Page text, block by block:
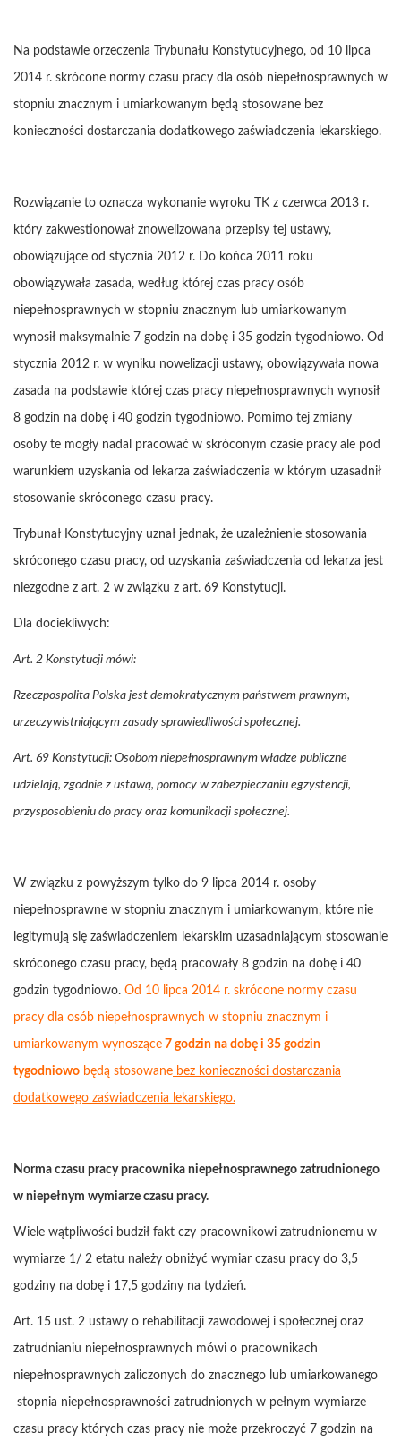
Na podstawie orzeczenia Trybunału Konstytucyjnego, od 10 lipca
2014 r. skrócone normy czasu pracy dla osób niepełnosprawnych w
stopniu znacznym i umiarkowanym będą stosowane bez
konieczności dostarczania dodatkowego zaświadczenia lekarskiego.
Rozwiązanie to oznacza wykonanie wyroku TK z czerwca 2013 r.
który zakwestionował znowelizowana przepisy tej ustawy,
obowiązujące od stycznia 2012 r. Do końca 2011 roku
obowiązywała zasada, według której czas pracy osób
niepełnosprawnych w stopniu znacznym lub umiarkowanym
wynosił maksymalnie 7 godzin na dobę i 35 godzin tygodniowo. Od
stycznia 2012 r. w wyniku nowelizacji ustawy, obowiązywała nowa
zasada na podstawie której czas pracy niepełnosprawnych wynosił
8 godzin na dobę i 40 godzin tygodniowo. Pomimo tej zmiany
osoby te mogły nadal pracować w skróconym czasie pracy ale pod
warunkiem uzyskania od lekarza zaświadczenia w którym uzasadnił
stosowanie skróconego czasu pracy.
Trybunał Konstytucyjny uznał jednak, że uzależnienie stosowania
skróconego czasu pracy, od uzyskania zaświadczenia od lekarza jest
niezgodne z art. 2 w związku z art. 69 Konstytucji.
Dla dociekliwych:
Art. 2 Konstytucji mówi:
Rzeczpospolita Polska jest demokratycznym państwem prawnym,
urzeczywistniającym zasady sprawiedliwości społecznej.
Art. 69 Konstytucji: Osobom niepełnosprawnym władze publiczne
udzielają, zgodnie z ustawą, pomocy w zabezpieczaniu egzystencji,
przysposobieniu do pracy oraz komunikacji społecznej.
W związku z powyższym tylko do 9 lipca 2014 r. osoby
niepełnosprawne w stopniu znacznym i umiarkowanym, które nie
legitymują się zaświadczeniem lekarskim uzasadniającym stosowanie
skróconego czasu pracy, będą pracowały 8 godzin na dobę i 40
godzin tygodniowo. Od 10 lipca 2014 r. skrócone normy czasu
pracy dla osób niepełnosprawnych w stopniu znacznym i
umiarkowanym wynoszące 7 godzin na dobę i 35 godzin
tygodniowo będą stosowane bez konieczności dostarczania
dodatkowego zaświadczenia lekarskiego.
Norma czasu pracy pracownika niepełnosprawnego zatrudnionego
w niepełnym wymiarze czasu pracy.
Wiele wątpliwości budził fakt czy pracownikowi zatrudnionemu w
wymiarze 1/ 2 etatu należy obniżyć wymiar czasu pracy do 3,5
godziny na dobę i 17,5 godziny na tydzień.
Art. 15 ust. 2 ustawy o rehabilitacji zawodowej i społecznej oraz
zatrudnianiu niepełnosprawnych mówi o pracownikach
niepełnosprawnych zaliczonych do znacznego lub umiarkowanego
stopnia niepełnosprawności zatrudnionych w pełnym wymiarze
czasu pracy których czas pracy nie może przekroczyć 7 godzin na